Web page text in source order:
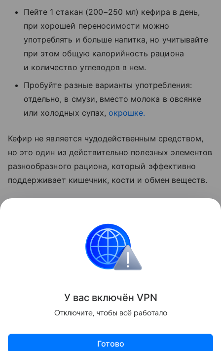
Пейте 1 стакан (200−250 мл) кефира в день,
при хорошей переносимости можно
употреблять и больше напитка, но учитывайте
при этом общую калорийность рациона
и количество углеводов в нем.
Пробуйте разные варианты употребления:
отдельно, в смузи, вместо молока в овсянке
или холодных супах, окрошке.
Кефир не является чудодейственным средством,
но это один из действительно полезных элементов
разнообразного рациона, который эффективно
поддерживает кишечник, кости и обмен веществ.
Красота и здоровье
Поделиться
У вас включён VPN
Отключите, чтобы всё работало
Готово